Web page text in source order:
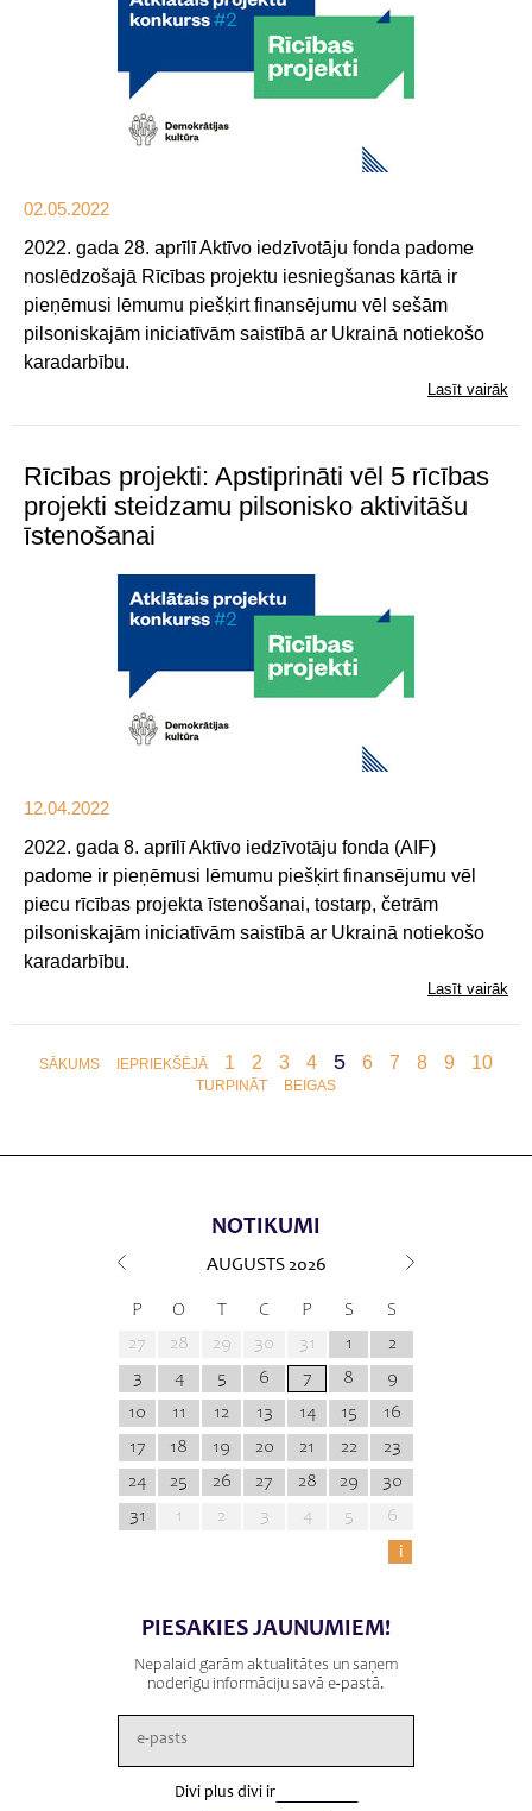
02.05.2022
2022. gada 28. aprīlī Aktīvo iedzīvotāju fonda padome
noslēdzošajā Rīcības projektu iesniegšanas kārtā ir
pieņēmusi lēmumu piešķirt finansējumu vēl sešām
pilsoniskajām iniciatīvām saistībā ar Ukrainā notiekošo
karadarbību.
Lasīt vairāk
Rīcības projekti: Apstiprināti vēl 5 rīcības
projekti steidzamu pilsonisko aktivitāšu
īstenošanai
12.04.2022
2022. gada 8. aprīlī Aktīvo iedzīvotāju fonda (AIF)
padome ir pieņēmusi lēmumu piešķirt finansējumu vēl
piecu rīcības projekta īstenošanai, tostarp, četrām
pilsoniskajām iniciatīvām saistībā ar Ukrainā notiekošo
karadarbību.
Lasīt vairāk
SĀKUMS IEPRIEKŠĒJĀ 1 2 3 4 5 6 7 8 9 10
TURPINĀT BEIGAS
NOTIKUMI
AUGUSTS 2026
P O T C P S
S
27
28 29 30 31 1
2
3
4 5 6 7 8
9
10
11 12 13 14 15
16
17
18 19 20 21 22
23
24
25 26 27 28 29
30
31
1 2 3 4 5
6
i
PIESAKIES JAUNUMIEM!
Nepalaid garām aktualitātes un saņem
noderīgu informāciju savā e-pastā.
Divi plus divi ir